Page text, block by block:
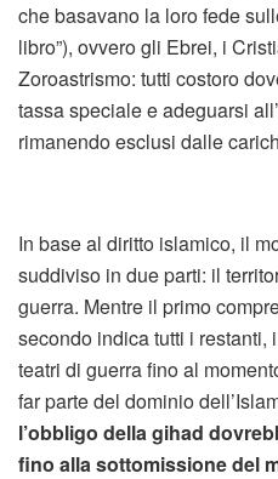
che basavano la loro fede
libro”), ovvero gli Ebrei, i
Zoroastrismo: tutti costoro
tassa speciale e adeguarsi
rimanendo esclusi dalle
In base al diritto islamico, il
suddiviso in due parti: il
guerra. Mentre il primo
secondo indica tutti i
teatri di guerra fino al
far parte del dominio
l’obbligo della gihad
fino alla sottomissione del